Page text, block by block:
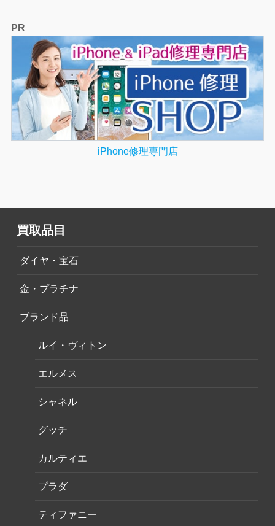
PR
iPhone修理専門店
買取品目
ダイヤ・宝石
金・プラチナ
ブランド品
ルイ・ヴィトン
エルメス
シャネル
グッチ
カルティエ
プラダ
ティファニー